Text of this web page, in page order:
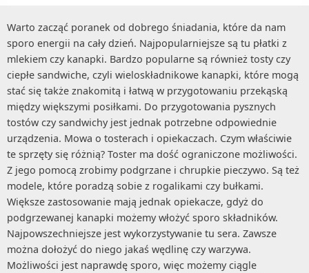
Warto zacząć poranek od dobrego śniadania, które da nam
sporo energii na cały dzień. Najpopularniejsze są tu płatki z
mlekiem czy kanapki. Bardzo popularne są również tosty czy
ciepłe sandwiche, czyli wieloskładnikowe kanapki, które mogą
stać się także znakomitą i łatwą w przygotowaniu przekąską
między większymi posiłkami. Do przygotowania pysznych
tostów czy sandwichy jest jednak potrzebne odpowiednie
urządzenia. Mowa o tosterach i opiekaczach. Czym właściwie
te sprzęty się różnią? Toster ma dość ograniczone możliwości.
Z jego pomocą zrobimy podgrzane i chrupkie pieczywo. Są też
modele, które poradzą sobie z rogalikami czy bułkami.
Większe zastosowanie mają jednak opiekacze, gdyż do
podgrzewanej kanapki możemy włożyć sporo składników.
Najpowszechniejsze jest wykorzystywanie tu sera. Zawsze
można dołożyć do niego jakaś wędlinę czy warzywa.
Możliwości jest naprawdę sporo, więc możemy ciągle